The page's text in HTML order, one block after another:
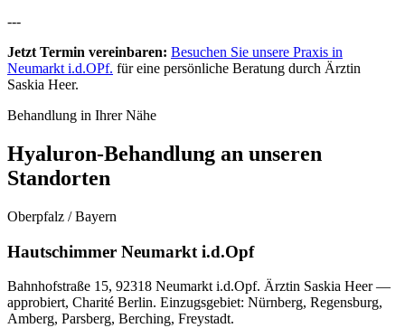
---
Jetzt Termin vereinbaren: Besuchen Sie unsere Praxis in
Neumarkt i.d.OPf. für eine persönliche Beratung durch Ärztin
Saskia Heer.
Behandlung in Ihrer Nähe
Hyaluron-Behandlung an unseren
Standorten
Oberpfalz / Bayern
Hautschimmer Neumarkt i.d.Opf
Bahnhofstraße 15, 92318 Neumarkt i.d.Opf. Ärztin Saskia Heer —
approbiert, Charité Berlin. Einzugsgebiet: Nürnberg, Regensburg,
Amberg, Parsberg, Berching, Freystadt.